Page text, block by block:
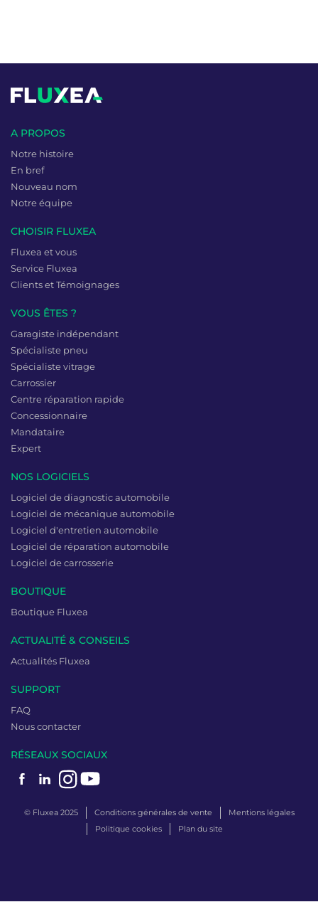
A PROPOS
Notre histoire
En bref
Nouveau nom
Notre équipe
CHOISIR FLUXEA
Fluxea et vous
Service Fluxea
Clients et Témoignages
VOUS ÊTES ?
Garagiste indépendant
Spécialiste pneu
Spécialiste vitrage
Carrossier
Centre réparation rapide
Concessionnaire
Mandataire
Expert
NOS LOGICIELS
Logiciel de diagnostic automobile
Logiciel de mécanique automobile
Logiciel d'entretien automobile
Logiciel de réparation automobile
Logiciel de carrosserie
BOUTIQUE
Boutique Fluxea
ACTUALITÉ & CONSEILS
Actualités Fluxea
SUPPORT
FAQ
Nous contacter
RÉSEAUX SOCIAUX
© Fluxea 2025 Conditions générales de vente
Mentions légales
Politique cookies
Plan du site